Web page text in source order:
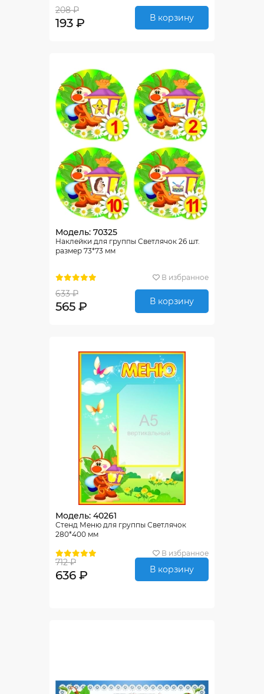
208 ₽
193 ₽ В корзину
Модель: 70325
Наклейки для группы Светлячок 26 шт.
размер 73*73 мм
В избранное
633 ₽
565 ₽ В корзину
Модель: 40261
Стенд Меню для группы Светлячок
280*400 мм
В избранное
712 ₽
636 ₽ В корзину